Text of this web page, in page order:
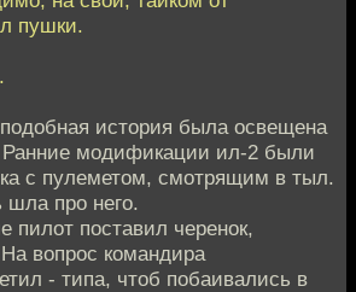
пушки.
история была освещена
модификации ил-2 были
с пулеметом, смотрящим в тыл.
шла про него.
пилот поставил черенок,
вопрос командира
- типа, чтоб побаивались в